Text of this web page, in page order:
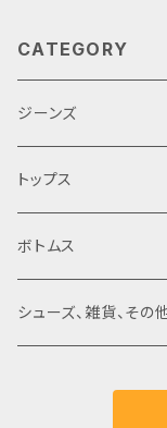
CATEGORY
ジーンズ
デニムパンツ
デニムジャケット
トップス
ヴィンテージ
デッドストック
現行‥レプリカ
ボトムス
ヴィンテージ
シューズ、雑貨、その